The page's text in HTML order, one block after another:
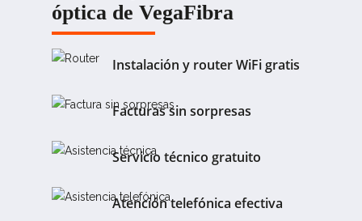
óptica de VegaFibra
Instalación y router WiFi gratis
Facturas sin sorpresas
Servicio técnico gratuito
Atención telefónica efectiva